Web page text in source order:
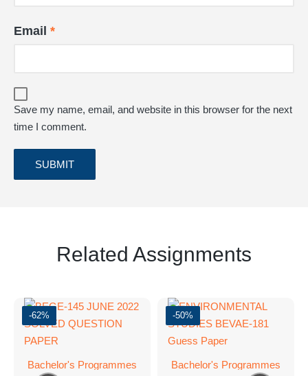
Email *
Save my name, email, and website in this browser for the next
time I comment.
Related Assignments
-62%
Bachelor's Programmes
-50%
Bachelor's Programmes